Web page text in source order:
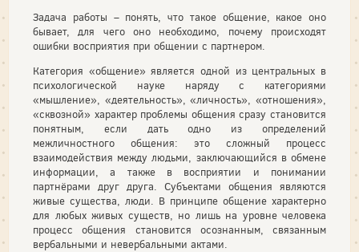
Задача работы – понять, что такое общение, какое оно
бывает, для чего оно необходимо, почему происходят
ошибки восприятия при общении с партнером.
Категория «общение» является одной из центральных в
психологической науке наряду с категориями
«мышление», «деятельность», «личность», «отношения»,
«сквозной» характер проблемы общения сразу становится
понятным, если дать одно из определений
межличностного общения: это сложный процесс
взаимодействия между людьми, заключающийся в обмене
информации, а также в восприятии и понимании
партнёрами друг друга. Субъектами общения являются
живые существа, люди. В принципе общение характерно
для любых живых существ, но лишь на уровне человека
процесс общения становится осознанным, связанным
вербальными и невербальными актами.